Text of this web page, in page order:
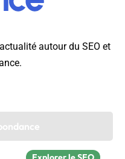
autour du SEO et